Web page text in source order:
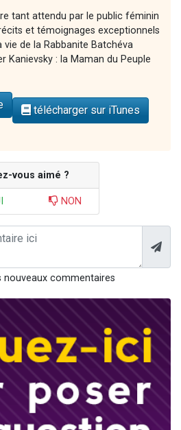
tant attendu par le public féminin
et témoignages exceptionnels
vie de la Rabbanite Batchéva
Kanievsky : la Maman du Peuple
télécharger sur iTunes
vous aimé ?
NON
nouveaux commentaires